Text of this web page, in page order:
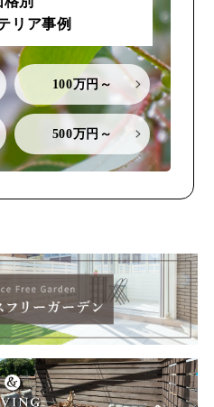
リア事例
100万円～
500万円～